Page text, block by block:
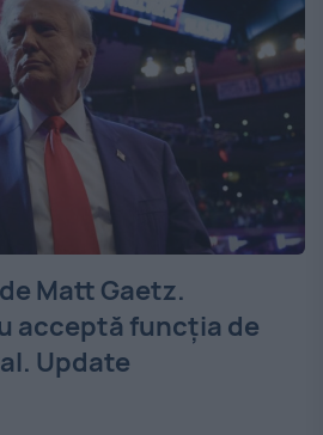
Matt Gaetz.
acceptă funcția de
Update